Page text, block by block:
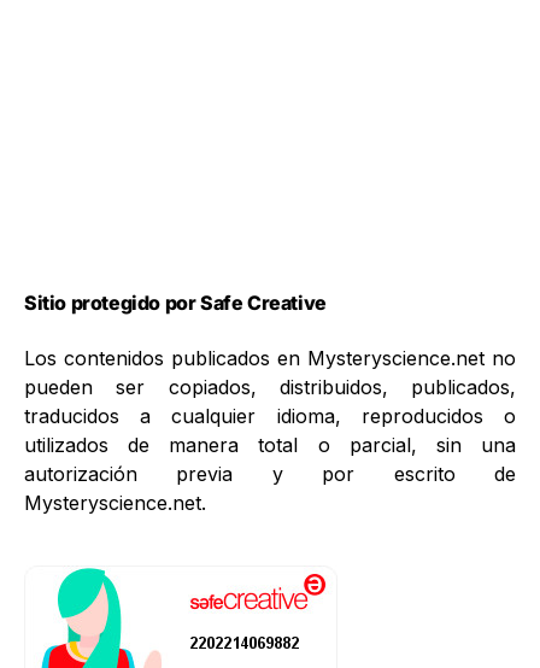
Sitio protegido por Safe Creative
Los contenidos publicados en Mysteryscience.net no
pueden ser copiados, distribuidos, publicados,
traducidos a cualquier idioma, reproducidos o
utilizados de manera total o parcial, sin una
autorización previa y por escrito de
Mysteryscience.net.